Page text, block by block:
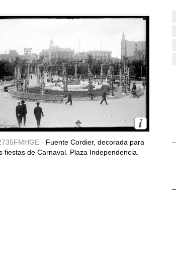
- Fuente Cordier, decorada para
fiestas de Carnaval. Plaza Independencia.